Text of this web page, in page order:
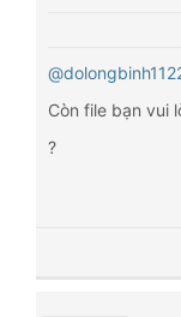
Còn file bạn vui
?